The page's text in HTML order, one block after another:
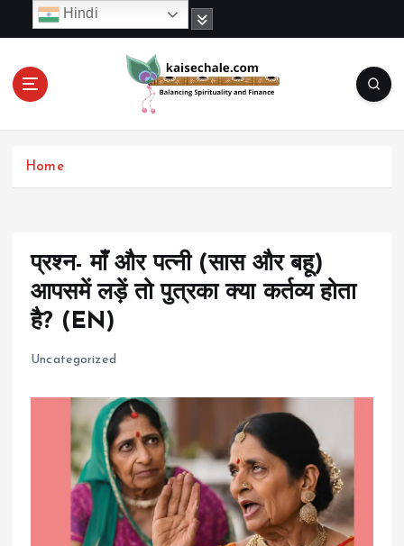
c
Home
प्रश्न- माँ और पत्नी (सास और बहू)
आपसमें लड़ें तो पुत्रका क्या कर्तव्य होता
है? (EN)
Uncategorized
Hindi